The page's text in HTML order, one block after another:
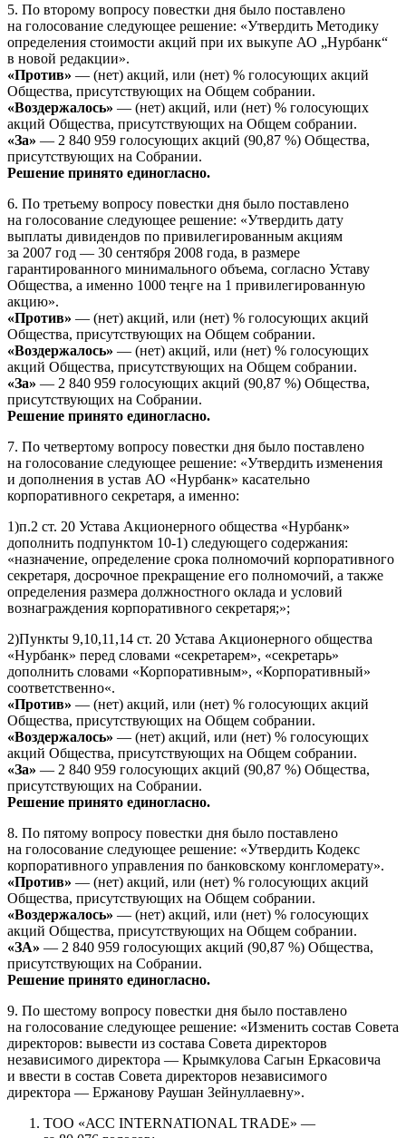
5. По второму вопросу повестки дня было поставлено
на голосование следующее решение: «Утвердить Методику
определения стоимости акций при их выкупе АО „Нурбанк“
в новой редакции».
«Против» — (нет) акций, или (нет) % голосующих акций
Общества, присутствующих на Общем собрании.
«Воздержалось» — (нет) акций, или (нет) % голосующих
акций Общества, присутствующих на Общем собрании.
«За» — 2 840 959 голосующих акций (90,87 %) Общества,
присутствующих на Собрании.
Решение принято единогласно.
6. По третьему вопросу повестки дня было поставлено
на голосование следующее решение: «Утвердить дату
выплаты дивидендов по привилегированным акциям
за 2007 год — 30 сентября 2008 года, в размере
гарантированного минимального объема, согласно Уставу
Общества, а именно 1000 теңге на 1 привилегированную
акцию».
«Против» — (нет) акций, или (нет) % голосующих акций
Общества, присутствующих на Общем собрании.
«Воздержалось» — (нет) акций, или (нет) % голосующих
акций Общества, присутствующих на Общем собрании.
«За» — 2 840 959 голосующих акций (90,87 %) Общества,
присутствующих на Собрании.
Решение принято единогласно.
7. По четвертому вопросу повестки дня было поставлено
на голосование следующее решение: «Утвердить изменения
и дополнения в устав АО «Нурбанк» касательно
корпоративного секретаря, а именно:
1)п.2 ст. 20 Устава Акционерного общества «Нурбанк»
дополнить подпунктом 10-1) следующего содержания:
«назначение, определение срока полномочий корпоративного
секретаря, досрочное прекращение его полномочий, а также
определения размера должностного оклада и условий
вознаграждения корпоративного секретаря;»;
2)Пункты 9,10,11,14 ст. 20 Устава Акционерного общества
«Нурбанк» перед словами «секретарем», «секретарь»
дополнить словами «Корпоративным», «Корпоративный»
соответственно«.
«Против» — (нет) акций, или (нет) % голосующих акций
Общества, присутствующих на Общем собрании.
«Воздержалось» — (нет) акций, или (нет) % голосующих
акций Общества, присутствующих на Общем собрании.
«За» — 2 840 959 голосующих акций (90,87 %) Общества,
присутствующих на Собрании.
Решение принято единогласно.
8. По пятому вопросу повестки дня было поставлено
на голосование следующее решение: «Утвердить Кодекс
корпоративного управления по банковскому конгломерату».
«Против» — (нет) акций, или (нет) % голосующих акций
Общества, присутствующих на Общем собрании.
«Воздержалось» — (нет) акций, или (нет) % голосующих
акций Общества, присутствующих на Общем собрании.
«ЗА» — 2 840 959 голосующих акций (90,87 %) Общества,
присутствующих на Собрании.
Решение принято единогласно.
9. По шестому вопросу повестки дня было поставлено
на голосование следующее решение: «Изменить состав Совета
директоров: вывести из состава Совета директоров
независимого директора — Крымкулова Сагын Еркасовича
и ввести в состав Совета директоров независимого
директора — Ержанову Раушан Зейнуллаевну».
ТОО «АСС INTERNATIONAL TRADE» —